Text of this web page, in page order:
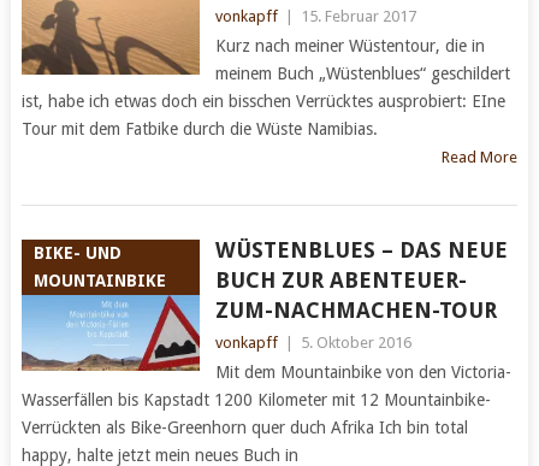
vonkapff 15. Februar 2017
Kurz nach meiner Wüstentour, die in
meinem Buch „Wüstenblues“ geschildert
ist, habe ich etwas doch ein bisschen Verrücktes ausprobiert: EIne
Tour mit dem Fatbike durch die Wüste Namibias.
Read More
BIKE- UND
MOUNTAINBIKE
WÜSTENBLUES – DAS NEUE
BUCH ZUR ABENTEUER-
ZUM-NACHMACHEN-TOUR
vonkapff 5. Oktober 2016
Mit dem Mountainbike von den Victoria-
Wasserfällen bis Kapstadt 1200 Kilometer mit 12 Mountainbike-
Verrückten als Bike-Greenhorn quer duch Afrika Ich bin total
happy, halte jetzt mein neues Buch in